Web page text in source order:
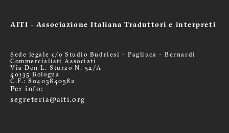
AITI - Associazione Italiana Traduttori e interpreti
Sede legale c/o Studio Budriesi - Pagliuca - Bernardi
Commercialisti Associati
Via Don L. Sturzo N. 52/A
40135 Bologna
C.F.: 80403840582
Per info:
segreteria@aiti.org